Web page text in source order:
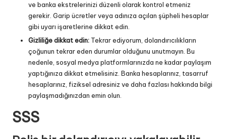
ve banka ekstrelerinizi düzenli olarak kontrol etmeniz
gerekir. Garip ücretler veya adınıza açılan şüpheli hesaplar
gibi uyarı işaretlerine dikkat edin.
Gizliliğe dikkat edin: Tekrar ediyorum, dolandırıcılıkların
çoğunun tekrar eden durumlar olduğunu unutmayın. Bu
nedenle, sosyal medya platformlarınızda ne kadar paylaşım
yaptığınıza dikkat etmelisiniz. Banka hesaplarınız, tasarruf
hesaplarınız, fiziksel adresiniz ve daha fazlası hakkında bilgi
paylaşmadığınızdan emin olun.
SSS